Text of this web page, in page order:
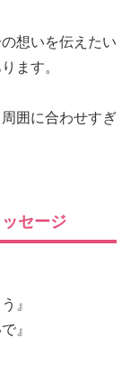
想いを伝えたい
ます。
囲に合わせすぎ
セージ
』
』